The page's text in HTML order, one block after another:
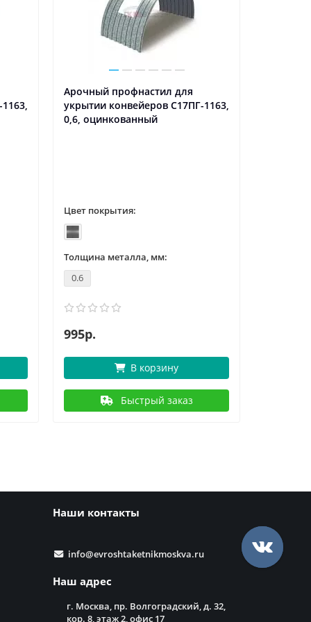
Арочный профнастил для
укрытии конвейеров С17ПГ-1163,
0,6, оцинкованный
Цвет покрытия:
Толщина металла, мм:
0.6
995р.
В корзину
Быстрый заказ
Наши контакты
info@evroshtaketnikmoskva.ru
Наш адрес
г. Москва, пр. Волгоградский, д. 32,
кор. 8, этаж 2, офис 17